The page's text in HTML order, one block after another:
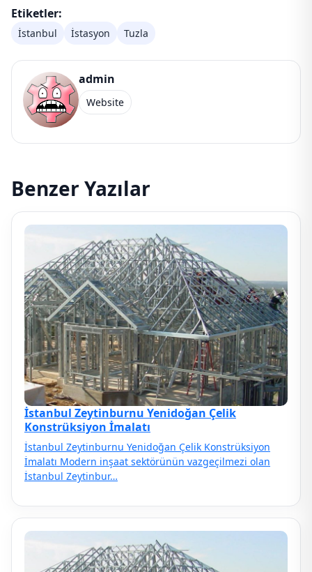
Etiketler:
İstanbul İstasyon Tuzla
admin
Website
Benzer Yazılar
İstanbul Zeytinburnu Yenidoğan Çelik
Konstrüksiyon İmalatı
İstanbul Zeytinburnu Yenidoğan Çelik Konstrüksiyon
İmalatı Modern inşaat sektörünün vazgeçilmezi olan
İstanbul Zeytinbur…